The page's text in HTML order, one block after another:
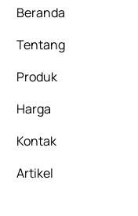
Beranda
Tentang
Produk
Harga
Kontak
Artikel